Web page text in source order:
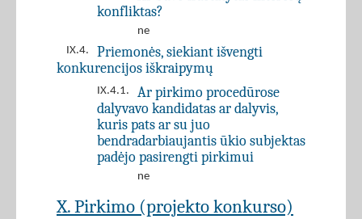
konfliktas?
ne
IX.4.
Priemonės, siekiant išvengti
konkurencijos iškraipymų
IX.4.1.
Ar pirkimo procedūrose
dalyvavo kandidatas ar dalyvis,
kuris pats ar su juo
bendradarbiaujantis ūkio subjektas
padėjo pasirengti pirkimui
ne
X. Pirkimo (projekto konkurso)